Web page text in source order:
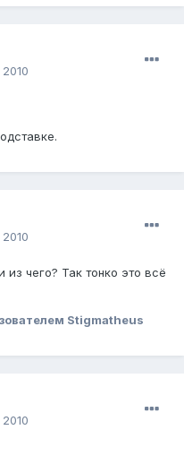
чего? Так тонко это всё
Stigmatheus